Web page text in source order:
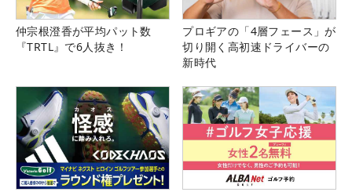
仲宗根澄香が平均パット数
『TRTL』で6人抜き！
プロギアの「4層フェース」が
切り開く高初速ドライバーの
新時代